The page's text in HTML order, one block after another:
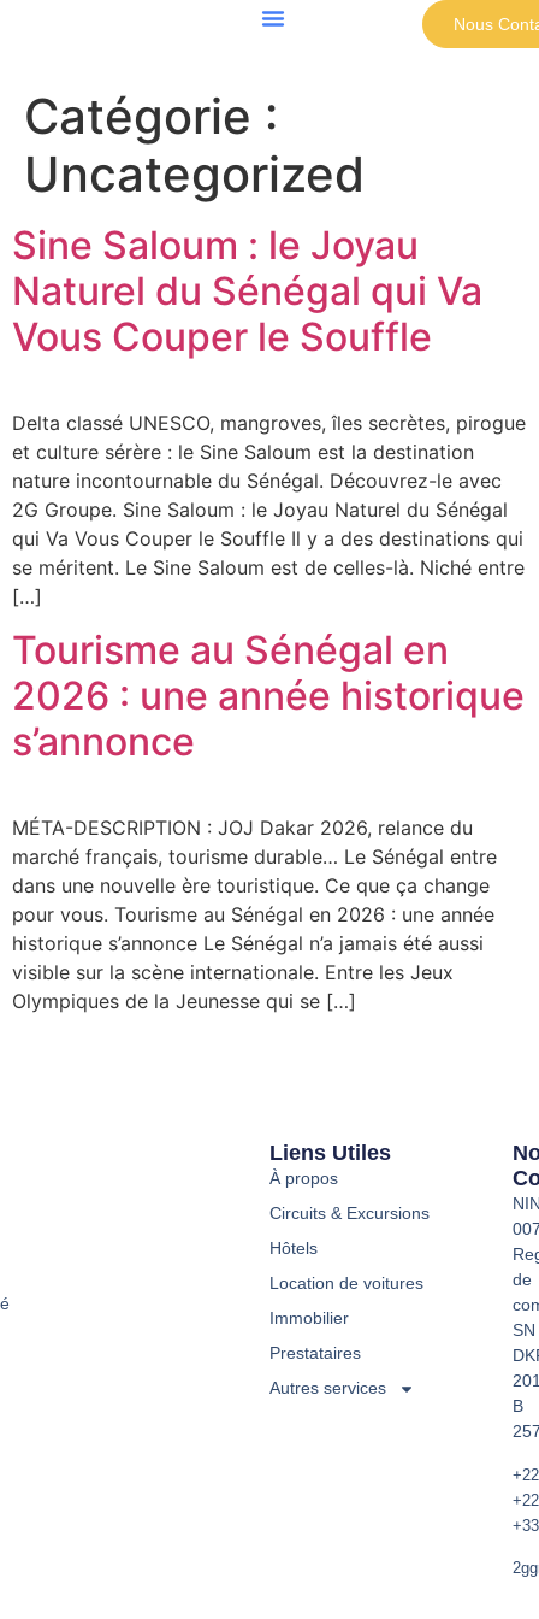
Nous
Catégorie :
Uncategorized
Sine Saloum : le Joyau
Naturel du Sénégal qui Va
Vous Couper le Souffle
Delta classé UNESCO, mangroves, îles secrètes, pirogue
et culture sérère : le Sine Saloum est la destination
nature incontournable du Sénégal. Découvrez-le avec
2G Groupe. Sine Saloum : le Joyau Naturel du Sénégal
qui Va Vous Couper le Souffle Il y a des destinations qui
se méritent. Le Sine Saloum est de celles-là. Niché entre
[…]
Tourisme au Sénégal en
2026 : une année historique
s’annonce
MÉTA-DESCRIPTION : JOJ Dakar 2026, relance du
marché français, tourisme durable… Le Sénégal entre
dans une nouvelle ère touristique. Ce que ça change
pour vous. Tourisme au Sénégal en 2026 : une année
historique s’annonce Le Sénégal n’a jamais été aussi
visible sur la scène internationale. Entre les Jeux
Olympiques de la Jeunesse qui se […]
Liens Utiles
À propos
Circuits & Excursions
Hôtels
Location de voitures
Immobilier
Prestataires
Autres services
de
SN
B